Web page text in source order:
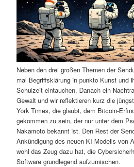
I
n
h
a
l
t
s
p
e
n
I
n
h
a
l
t
Neben den drei großen Themen der
mal Begriffsklärung in punkto Kunst und
Schulzeit eintauchen. Danach ein
Gewalt und wir reflektieren kurz die
York Times, die glaubt, dem Bitcoin-
gekommen zu sein, der nur unter dem
Nakamoto bekannt ist. Den Rest der
Ankündigung des neuen KI-Modells von
wohl das Zeug dazu hat, die
Software grundlegend aufzumischen.